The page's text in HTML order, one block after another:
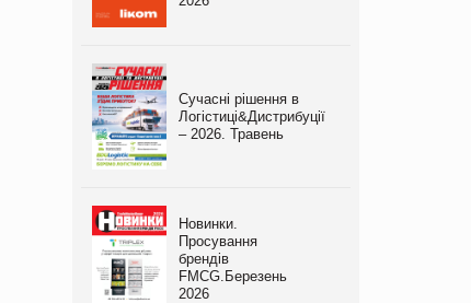
Сучасні рішення в
Логістиці&Дистрибуції
– 2026. Травень
Новинки.
Просування
брендів
FMCG.Березень
2026